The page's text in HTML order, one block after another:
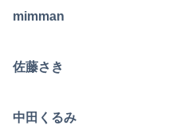
mimman
佐藤さき
中田くるみ